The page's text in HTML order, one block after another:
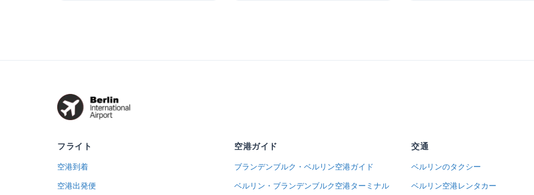
フライト
空港到着
空港出発便
空港ガイド
ブランデンブルク・ベルリン空港ガイド
ベルリン・ブランデンブルク空港ターミナル
交通
ベルリンのタクシー
ベルリン空港レンタカー